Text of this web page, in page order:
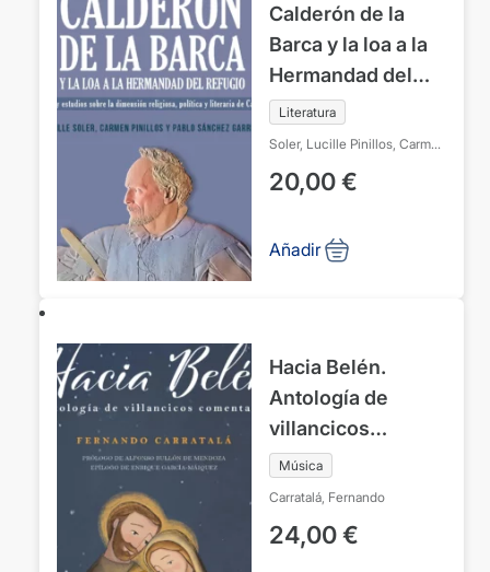
Calderón de la
Barca y la loa a la
Hermandad del
Refugio. Edición y
estudios sobre la
dimensión
religiosa, política y
Calderón
Literatura
Soler, Lucille Pinillos, Carmen
20,00€
Añadir
Hacia Belén.
Antología de
villancicos
comentados
Música
Carratalá, Fernando
24,00€